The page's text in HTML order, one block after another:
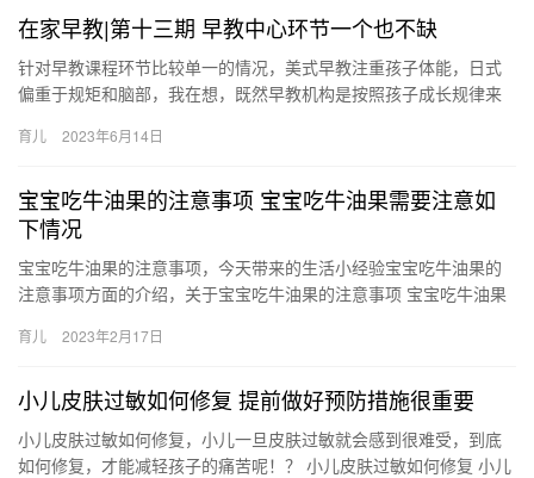
在家早教|第十三期 早教中心环节一个也不缺
针对早教课程环节比较单一的情况，美式早教注重孩子体能，日式
偏重于规矩和脑部，我在想，既然早教机构是按照孩子成长规律来
的情…
育儿 2023年6月14日
宝宝吃牛油果的注意事项 宝宝吃牛油果需要注意如
下情况
宝宝吃牛油果的注意事项，今天带来的生活小经验宝宝吃牛油果的
注意事项方面的介绍，关于宝宝吃牛油果的注意事项 宝宝吃牛油果
…
育儿 2023年2月17日
小儿皮肤过敏如何修复 提前做好预防措施很重要
小儿皮肤过敏如何修复，小儿一旦皮肤过敏就会感到很难受，到底
如何修复，才能减轻孩子的痛苦呢！？ 小儿皮肤过敏如何修复 小儿